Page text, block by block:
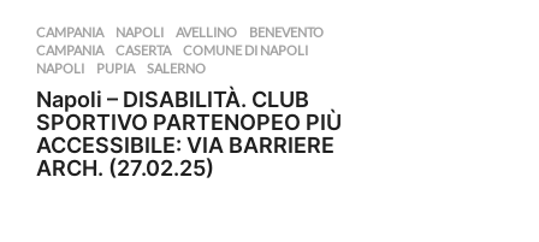
CAMPANIA ,NAPOLI AVELLINO ,BENEVENTO
CAMPANIA
,CASERTA ,COMUNE DI NAPOLI
NAPOLI
,PUPIA ,SALERNO
Napoli – DISABILITÀ. CLUB
SPORTIVO PARTENOPEO PIÙ
ACCESSIBILE: VIA BARRIERE
ARCH. (27.02.25)